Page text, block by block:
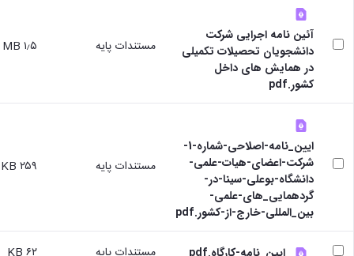
آئین نامه اجرایی شرکت
دانشجویان تحصیلات تکمیلی
در همایش های داخل
کشور.pdf
مستندات پایه ۱٫۵ MB
ایین_نامه-اصلاحی-شماره-1-
شرکت-اعضای-هیات-علمی-
دانشگاه-بوعلی-سینا-در-
گردهمایی_های-علمی-
بین_المللی-خارج-از-کشور.pdf
مستندات پایه ۲۵۹ KB